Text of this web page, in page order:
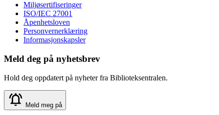
Miljøsertifiseringer
ISO/IEC 27001
Åpenhetsloven
Personvernerklæring
Informasjonskapsler
Meld deg på nyhetsbrev
Hold deg oppdatert på nyheter fra Biblioteksentralen.
Meld meg på